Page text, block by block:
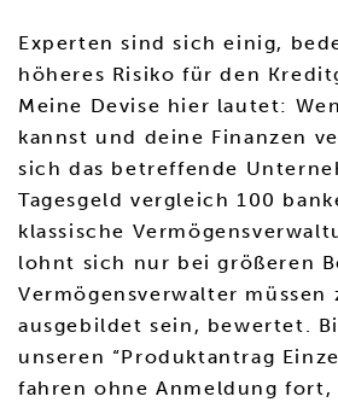
Experten sind sich einig,
höheres Risiko für den
Meine Devise hier lautet:
kannst und deine Finanzen
sich das betreffende
Tagesgeld vergleich 100
klassische
lohnt sich nur bei größeren
Vermögensverwalter müssen
ausgebildet sein, bewertet.
unseren “Produktantrag
fahren ohne Anmeldung fort,